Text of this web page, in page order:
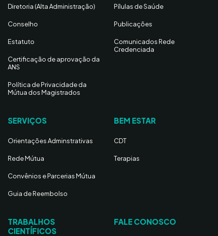
Diretoria (Alta Administração)
Conselho
Estatuto
Certificação de aprovação da
ANS
Política de Privacidade da
Mútua dos Magistrados
Pílulas de Saúde
Publicações
Comunicados Rede
Credenciada
SERVIÇOS
Orientações Adminstrativas
Rede Mútua
Convênios e Parcerias Mútua
Guia de Reembolso
BEM ESTAR
CDT
Terapias
TRABALHOS
CIENTÍFICOS
FALE CONOSCO